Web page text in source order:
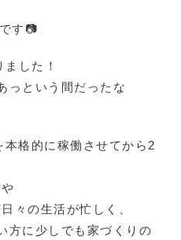
す📷
した！
っという間だったな
格的に稼働させてから2
々の生活が忙しく、
方に少しでも家づくりの